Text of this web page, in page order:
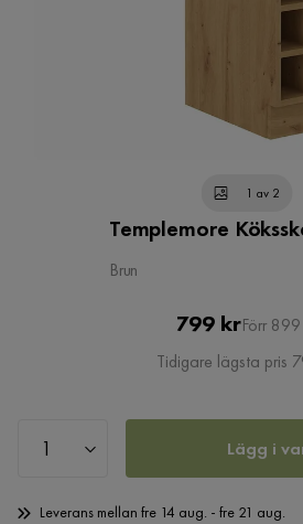
1 av 2
Templemore
Brun
Pris
799 kr
Pris
Förr
Tidigare lägsta pris
Lägg i
Leverans mellan fre 14 aug. - fre 21 aug.